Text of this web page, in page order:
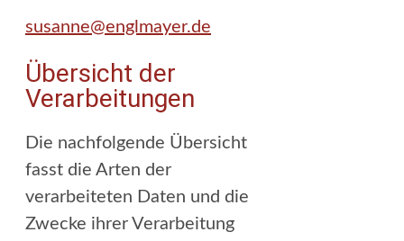
susanne@englmayer.de
Übersicht der
Verarbeitungen
Die nachfolgende Übersicht
fasst die Arten der
verarbeiteten Daten und die
Zwecke ihrer Verarbeitung